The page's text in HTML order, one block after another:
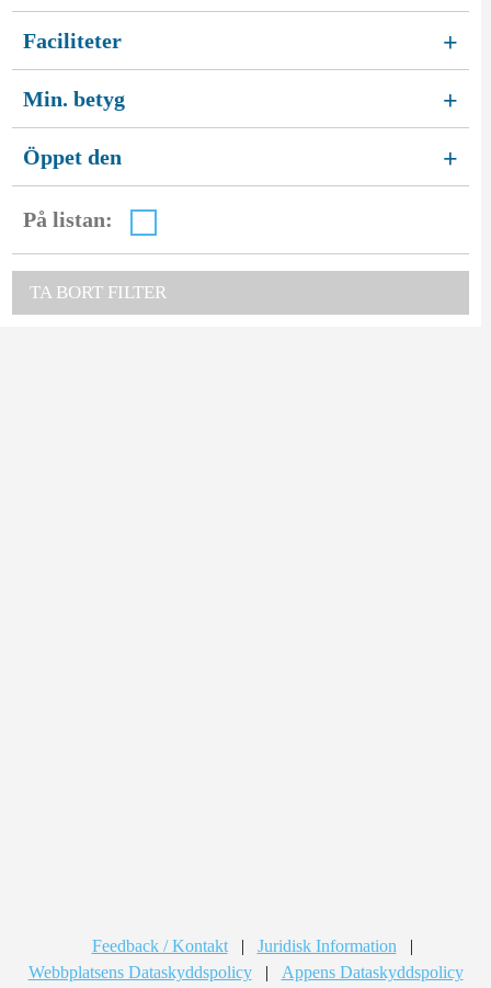
Faciliteter +
Min. betyg +
Öppet den +
På listan:
TA BORT FILTER
Feedback / Kontakt | Juridisk Information
|
Webbplatsens Dataskyddspolicy
| Appens Dataskyddspolicy